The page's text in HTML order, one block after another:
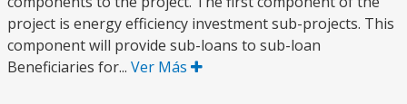
project is energy efficiency investment sub-projects. This
component will provide sub-loans to sub-loan
Beneficiaries for... Ver Más